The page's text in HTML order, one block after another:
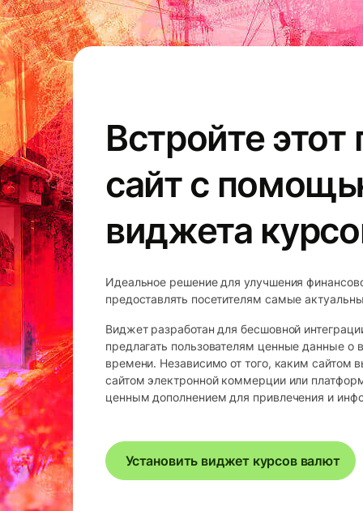
Встройте этот
сайт с
виджета
Идеальное решение для улучшения
предоставлять посетителям самые
Виджет разработан для бесшовной
предлагать пользователям ценные данные
времени. Независимо от того, каким
сайтом электронной коммерции или
ценным дополнением для привлечения и
Установить виджет курсов валют